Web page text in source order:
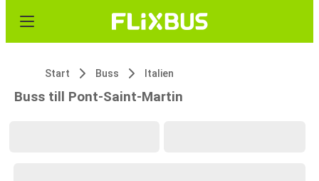
Start Buss Italien
Buss till Pont-Saint-Martin